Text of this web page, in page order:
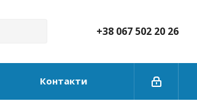
+38 067 502 20 26
Контакти